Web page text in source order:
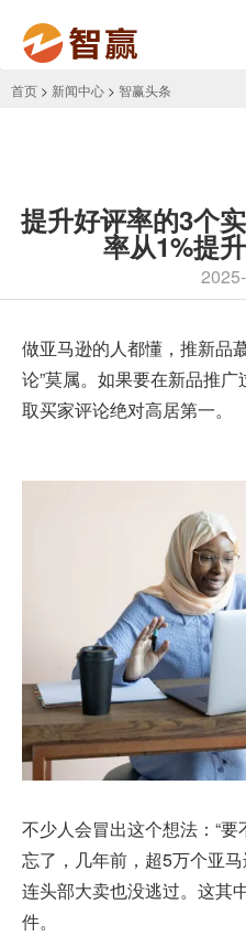
首页 > 新闻中心 > 智赢头条
提升好评率的3个
率从1%提
做亚马逊的人都懂，推新品
论”莫属。如果要在新品推
取买家评论绝对高居第一。
不少人会冒出这个想法：“
忘了，几年前，超5万个亚
连头部大卖也没逃过。这其
件。